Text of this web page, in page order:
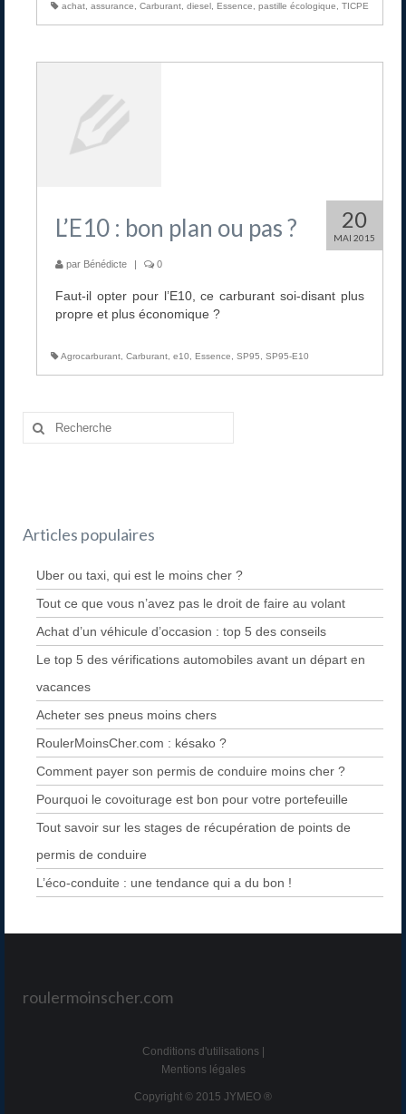
achat, assurance, Carburant, diesel, Essence, pastille écologique, TICPE
20
MAI 2015
L’E10 : bon plan ou pas ?
par Bénédicte 0
Faut-il opter pour l’E10, ce carburant soi-disant plus
propre et plus économique ?
Agrocarburant, Carburant, e10, Essence, SP95, SP95-E10
Articles populaires
Uber ou taxi, qui est le moins cher ?
Tout ce que vous n’avez pas le droit de faire au volant
Achat d’un véhicule d’occasion : top 5 des conseils
Le top 5 des vérifications automobiles avant un départ en
vacances
Acheter ses pneus moins chers
RoulerMoinsCher.com : késako ?
Comment payer son permis de conduire moins cher ?
Pourquoi le covoiturage est bon pour votre portefeuille
Tout savoir sur les stages de récupération de points de
permis de conduire
L’éco-conduite : une tendance qui a du bon !
roulermoinscher.com
Conditions d'utilisations|
Mentions légales
Copyright © 2015 JYMEO ®